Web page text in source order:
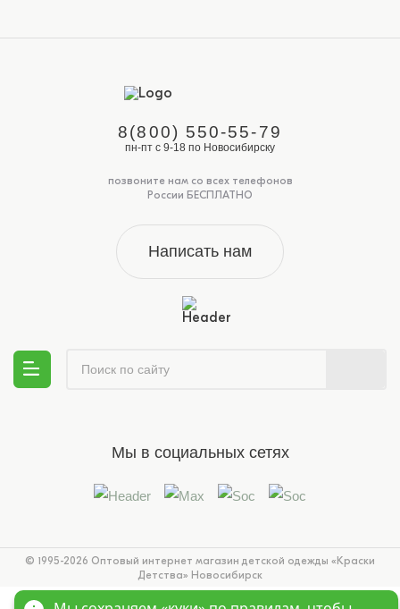
8(800) 550-55-79
пн-пт с 9-18 по Новосибирску
позвоните нам со всех телефонов
России БЕСПЛАТНО
Написать нам
Мы в социальных сетях
© 1995-2026 Оптовый интернет магазин детской одежды «Краски
Детства» Новосибирск